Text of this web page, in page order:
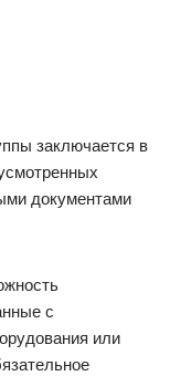
заключается в
документами
с
или